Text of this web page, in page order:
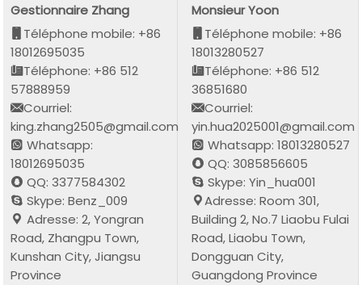
Gestionnaire Zhang
Téléphone mobile: +86
18012695035
Téléphone: +86 512
57888959
Courriel:
king.zhang2505@gmail.com
Whatsapp:
18012695035
QQ: 3377584302
Skype: Benz_009
Adresse: 2, Yongran
Road, Zhangpu Town,
Kunshan City, Jiangsu
Province
Monsieur Yoon
Téléphone mobile: +86
18013280527
Téléphone: +86 512
36851680
Courriel:
yin.hua2025001@gmail.com
Whatsapp: 18013280527
QQ: 3085856605
Skype: Yin_hua001
Adresse: Room 301,
Building 2, No.7 Liaobu Fulai
Road, Liaobu Town,
Dongguan City,
Guangdong Province